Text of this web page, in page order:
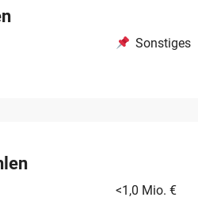
oder eines Verkaufs
Sonstiges
<1,0 Mio. €